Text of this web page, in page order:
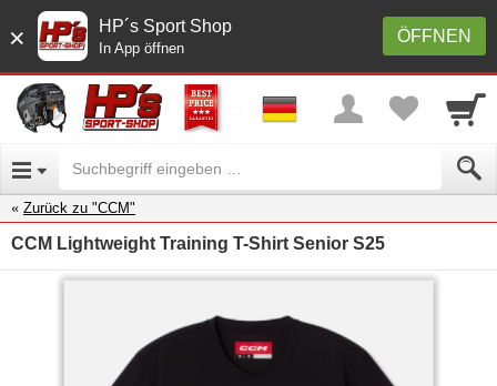
× ÖFFNEN
HP´s Sport Shop
In App öffnen
Zurück zu "CCM"
CCM Lightweight Training T-Shirt Senior S25